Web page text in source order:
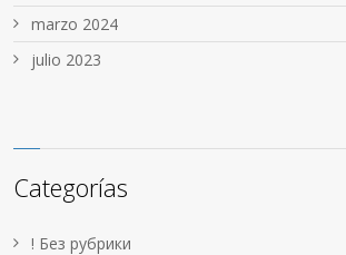
marzo 2024
julio 2023
Categorías
! Без рубрики